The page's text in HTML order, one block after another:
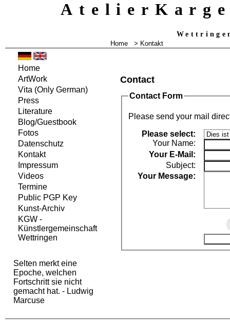
Home > Kontakt
Contact
Contact Form
Please send your mail
Please select:
Your Name:
Your E-Mail:
Subject:
Your Message:
Home
ArtWork
Vita (Only German)
Press
Literature
Blog/Guestbook
Fotos
Datenschutz
Kontakt
Impressum
Videos
Termine
Public PGP Key
Kunst-Archiv
KGW -
Künstlergemeinschaft
Wettringen
Selten merkt eine
Epoche, welchen
Fortschritt sie nicht
gemacht hat. - Ludwig
Marcuse